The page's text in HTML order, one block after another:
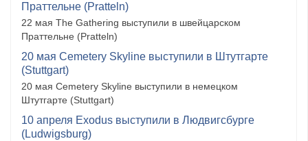
Праттельне (Pratteln)
22 мая The Gathering выступили в швейцарском
Праттельне (Pratteln)
20 мая Cemetery Skyline выступили в Штутгарте
(Stuttgart)
20 мая Cemetery Skyline выступили в немецком
Штутгарте (Stuttgart)
10 апреля Exodus выступили в Людвигсбурге
(Ludwigsburg)